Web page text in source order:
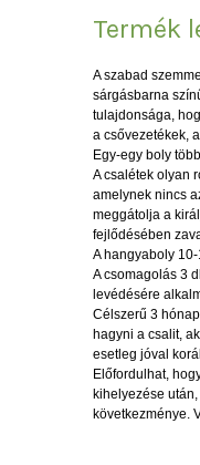
Termék
A szabad
sárgásbarna
tulajdonsága,
a csővezetékek,
Egy-egy boly
A csalétek olyan
amelynek nincs
meggátolja a
fejlődésében
A hangyaboly
A csomagolás 3
levédésére
Célszerű 3
hagyni a csalit,
esetleg jóval
Előfordulhat,
kihelyezése
következménye.